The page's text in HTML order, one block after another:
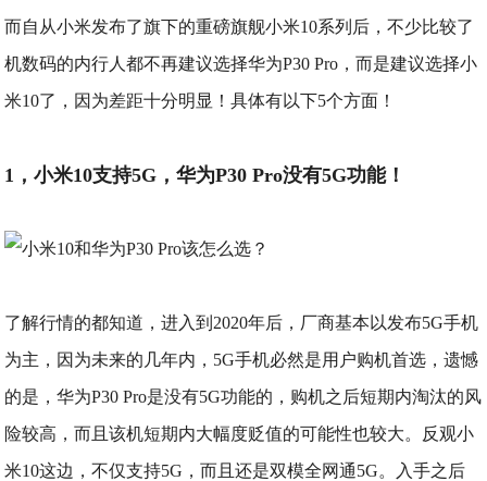
而自从小米发布了旗下的重磅旗舰小米10系列后，不少比较了
机数码的内行人都不再建议选择华为P30 Pro，而是建议选择小
米10了，因为差距十分明显！具体有以下5个方面！
1，小米10支持5G，华为P30 Pro没有5G功能！
了解行情的都知道，进入到2020年后，厂商基本以发布5G手机
为主，因为未来的几年内，5G手机必然是用户购机首选，遗憾
的是，华为P30 Pro是没有5G功能的，购机之后短期内淘汰的风
险较高，而且该机短期内大幅度贬值的可能性也较大。反观小
米10这边，不仅支持5G，而且还是双模全网通5G。入手之后